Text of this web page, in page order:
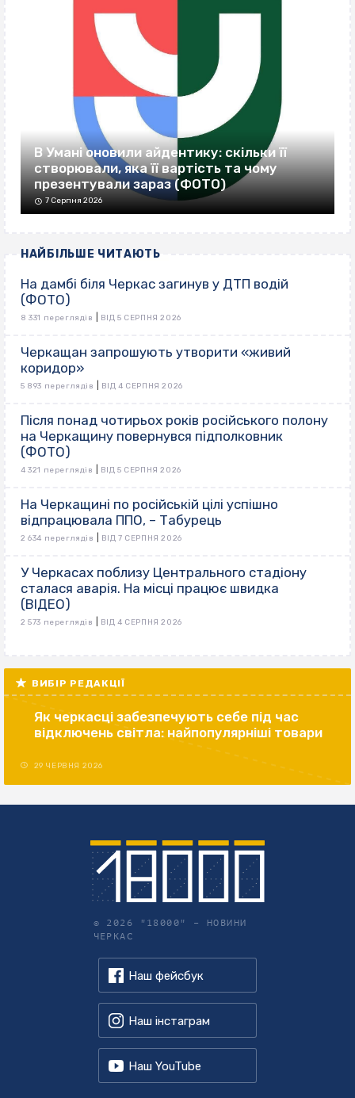
В Умані оновили айдентику: скільки її
створювали, яка її вартість та чому
презентували зараз (ФОТО)
7 Серпня 2026
НАЙБІЛЬШЕ ЧИТАЮТЬ
На дамбі біля Черкас загинув у ДТП водій
(ФОТО)
8 331 переглядів ВІД 5 СЕРПНЯ 2026
Черкащан запрошують утворити «живий
коридор»
5 893 переглядів ВІД 4 СЕРПНЯ 2026
Після понад чотирьох років російського полону
на Черкащину повернувся підполковник
(ФОТО)
4 321 переглядів ВІД 5 СЕРПНЯ 2026
На Черкащині по російській цілі успішно
відпрацювала ППО, – Табурець
2 634 переглядів ВІД 7 СЕРПНЯ 2026
У Черкасах поблизу Центрального стадіону
сталася аварія. На місці працює швидка
(ВІДЕО)
2 573 переглядів ВІД 4 СЕРПНЯ 2026
ВИБІР РЕДАКЦІЇ
Як черкасці забезпечують себе під час
відключень світла: найпопулярніші товари
29 ЧЕРВНЯ 2026
© 2026 "18000" – НОВИНИ
ЧЕРКАС
Наш фейсбук
Наш інстаграм
Наш YouTube